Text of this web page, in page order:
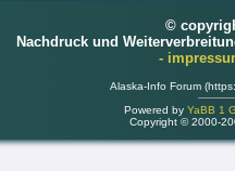
©
Nachdruck und
-
Alaska-Info Forum
Powered by YaBB 1
Copyright © 2000-